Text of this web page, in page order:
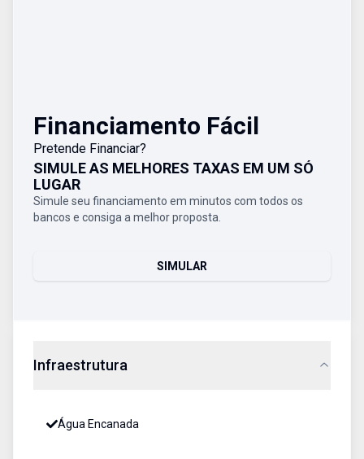
Financiamento Fácil
Pretende Financiar?
SIMULE AS MELHORES TAXAS EM UM SÓ
LUGAR
Simule seu financiamento em minutos com todos os
bancos e consiga a melhor proposta.
SIMULAR
Infraestrutura
Água Encanada